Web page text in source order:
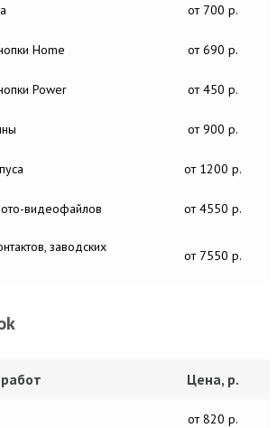
от 700 р.
Home от 690 р.
Power от 450 р.
от 900 р.
от 1200 р.
видеофайлов от 4550 р.
заводских
от 7550 р.
Цена, р.
от 820 р.